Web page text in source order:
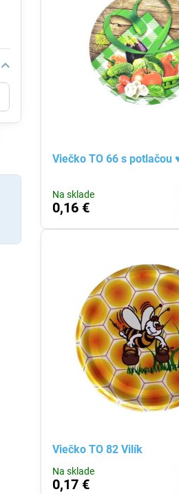
Viečko TO 66 s potlačou
Na sklade
0,16 €
Viečko TO 82 Vilík
Na sklade
0,17 €